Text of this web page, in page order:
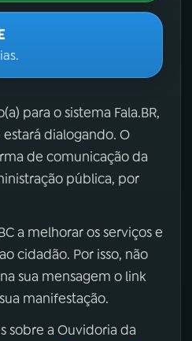
para o sistema Fala.BR,
estará dialogando. O
de comunicação da
pública, por
a melhorar os serviços e
cidadão. Por isso, não
sua mensagem o link
manifestação.
sobre a Ouvidoria da